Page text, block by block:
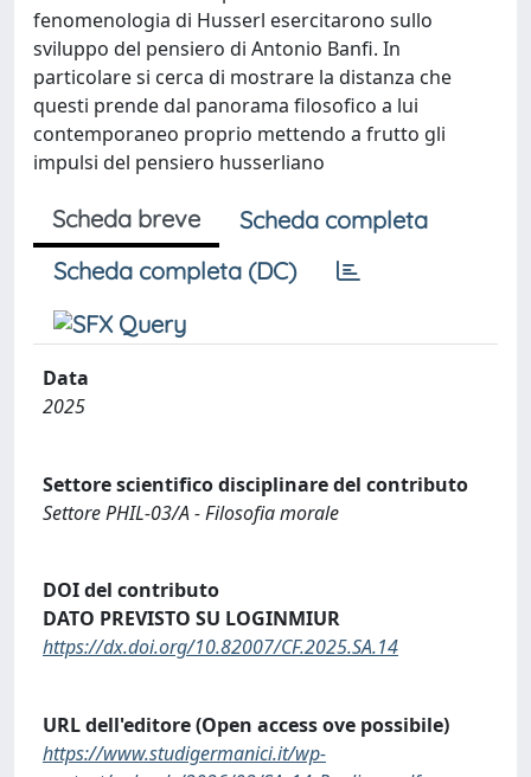
fenomenologia di Husserl esercitarono sullo
sviluppo del pensiero di Antonio Banfi. In
particolare si cerca di mostrare la distanza che
questi prende dal panorama filosofico a lui
contemporaneo proprio mettendo a frutto gli
impulsi del pensiero husserliano
Scheda breve
Scheda completa
Scheda completa (DC)
Data
2025
Settore scientifico disciplinare del contributo
Settore PHIL-03/A - Filosofia morale
DOI del contributo
DATO PREVISTO SU LOGINMIUR
https://dx.doi.org/10.82007/CF.2025.SA.14
URL dell'editore (Open access ove possibile)
https://www.studigermanici.it/wp-